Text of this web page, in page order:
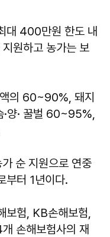
대 400만원 한도 내
원하고 농가는 보
의 60~90%, 돼지
· 꿀벌 60~95%,
순 지원으로 연중
부터 1년이다.
보험, KB손해보험,
손해보험사의 재